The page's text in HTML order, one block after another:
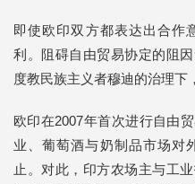
即使欧印双方都表达出合作
利。阻碍自由贸易协定的阻
度教民族主义者穆迪的治理下
欧印在2007年首次进行自由
业、葡萄酒与奶制品市场对
止。对此，印方农场主与工